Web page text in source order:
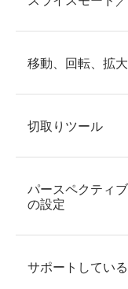
移動、回転、拡
切取りツール
パースペクティ
の設定
サポートしてい